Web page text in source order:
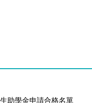
助學金申請合格名單